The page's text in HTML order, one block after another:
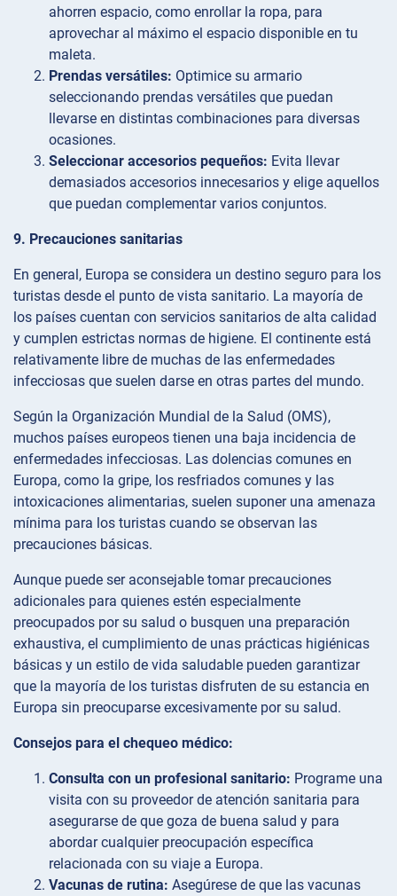
ahorren espacio, como enrollar la ropa, para
aprovechar al máximo el espacio disponible en tu
maleta.
Prendas versátiles: Optimice su armario
seleccionando prendas versátiles que puedan
llevarse en distintas combinaciones para diversas
ocasiones.
Seleccionar accesorios pequeños: Evita llevar
demasiados accesorios innecesarios y elige aquellos
que puedan complementar varios conjuntos.
9. Precauciones sanitarias
En general, Europa se considera un destino seguro para los
turistas desde el punto de vista sanitario. La mayoría de
los países cuentan con servicios sanitarios de alta calidad
y cumplen estrictas normas de higiene. El continente está
relativamente libre de muchas de las enfermedades
infecciosas que suelen darse en otras partes del mundo.
Según la Organización Mundial de la Salud (OMS),
muchos países europeos tienen una baja incidencia de
enfermedades infecciosas. Las dolencias comunes en
Europa, como la gripe, los resfriados comunes y las
intoxicaciones alimentarias, suelen suponer una amenaza
mínima para los turistas cuando se observan las
precauciones básicas.
Aunque puede ser aconsejable tomar precauciones
adicionales para quienes estén especialmente
preocupados por su salud o busquen una preparación
exhaustiva, el cumplimiento de unas prácticas higiénicas
básicas y un estilo de vida saludable pueden garantizar
que la mayoría de los turistas disfruten de su estancia en
Europa sin preocuparse excesivamente por su salud.
Consejos para el chequeo médico:
Consulta con un profesional sanitario: Programe una
visita con su proveedor de atención sanitaria para
asegurarse de que goza de buena salud y para
abordar cualquier preocupación específica
relacionada con su viaje a Europa.
Vacunas de rutina: Asegúrese de que las vacunas